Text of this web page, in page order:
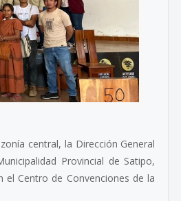
central, la Dirección General
Provincial de Satipo,
el Centro de Convenciones de la
Más de 30 expertos
generan acuerdos para
lograr acuicultura
sostenible y resiliente en
Perú